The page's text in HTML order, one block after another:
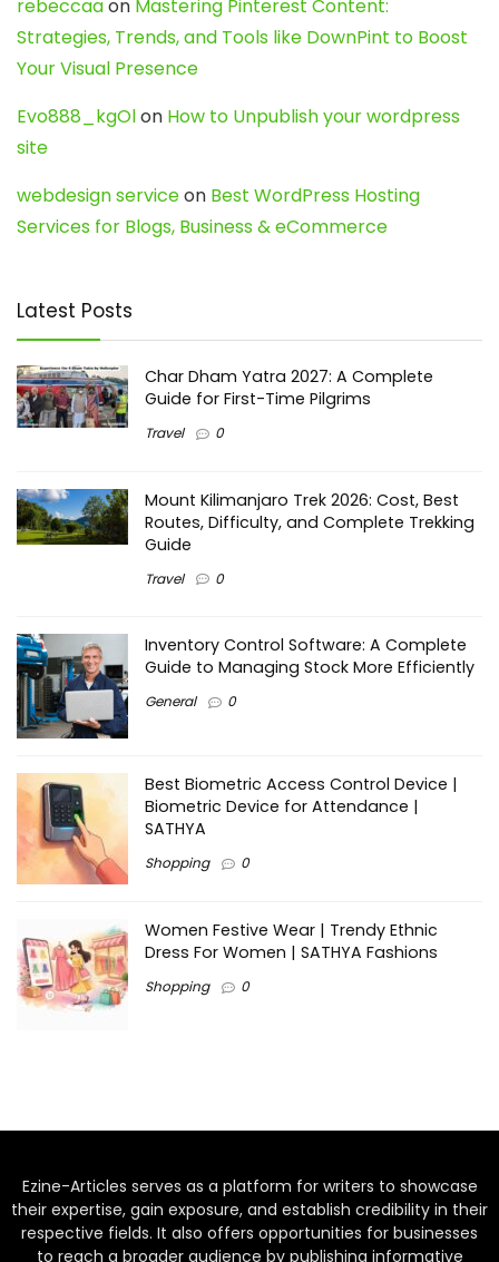
rebeccaaon Mastering Pinterest Content:
Strategies, Trends, and Tools like DownPint to Boost
Your Visual Presence
Evo888_kgOlon How to Unpublish your wordpress
site
webdesign serviceon Best WordPress Hosting
Services for Blogs, Business & eCommerce
Latest Posts
Char Dham Yatra 2027: A Complete
Guide for First-Time Pilgrims
Travel 0
Mount Kilimanjaro Trek 2026: Cost, Best
Routes, Difficulty, and Complete Trekking
Guide
Travel 0
Inventory Control Software: A Complete
Guide to Managing Stock More Efficiently
General 0
Best Biometric Access Control Device |
Biometric Device for Attendance |
SATHYA
Shopping 0
Women Festive Wear | Trendy Ethnic
Dress For Women | SATHYA Fashions
Shopping 0
Ezine-Articles serves as a platform for writers to showcase
their expertise, gain exposure, and establish credibility in their
respective fields. It also offers opportunities for businesses
to reach a broader audience by publishing informative